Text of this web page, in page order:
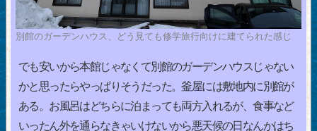
別館のガーデンハウス、どう見ても修学旅行向けに建てられた感じ
でも安いから本館じゃなくて別館のガーデンハウスじゃない
かと思ったらやっぱりそうだった。釜屋には敷地内に別館が
ある。お風呂はどちらに泊まっても両方入れるが、食事など
いったん外を通らなきゃいけないから悪天候の日なんかはち